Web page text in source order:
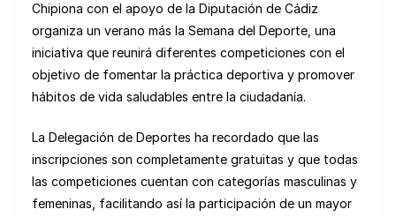
Chipiona con el apoyo de la Diputación de Cádiz
organiza un verano más la Semana del Deporte, una
iniciativa que reunirá diferentes competiciones con el
objetivo de fomentar la práctica deportiva y promover
hábitos de vida saludables entre la ciudadanía.
La Delegación de Deportes ha recordado que las
inscripciones son completamente gratuitas y que todas
las competiciones cuentan con categorías masculinas y
femeninas, facilitando así la participación de un mayor